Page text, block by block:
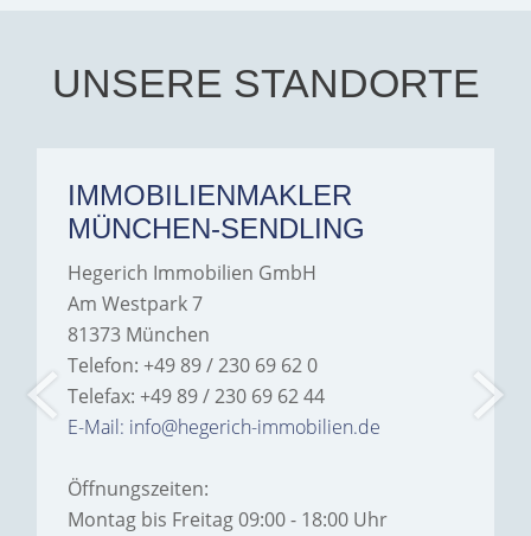
Hegerich Immobilien to
anyone looking for a home.
UNSERE STANDORTE
IMMOBILIENMAKLER
MÜNCHEN-SENDLING
Hegerich Immobilien GmbH
Am Westpark 7
81373 München
Telefon: +49 89 / 230 69 62 0
Telefax: +49 89 / 230 69 62 44
E-Mail: info@hegerich-immobilien.de
Öffnungszeiten:
Montag bis Freitag 09:00 - 18:00 Uhr